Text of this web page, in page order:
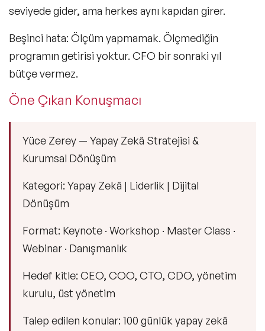
seviyede gider, ama herkes aynı kapıdan girer.
Beşinci hata: Ölçüm yapmamak. Ölçmediğin
programın getirisi yoktur. CFO bir sonraki yıl
bütçe vermez.
Öne Çıkan Konuşmacı
Yüce Zerey — Yapay Zekâ Stratejisi &
Kurumsal Dönüşüm
Kategori: Yapay Zekâ | Liderlik | Dijital
Dönüşüm
Format: Keynote · Workshop · Master Class ·
Webinar · Danışmanlık
Hedef kitle: CEO, COO, CTO, CDO, yönetim
kurulu, üst yönetim
Talep edilen konular: 100 günlük yapay zekâ